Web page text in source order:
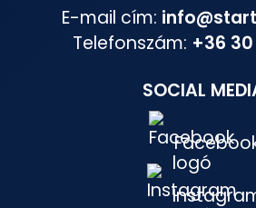
E-mail cím:
Telefonszám: +36
SOCIAL